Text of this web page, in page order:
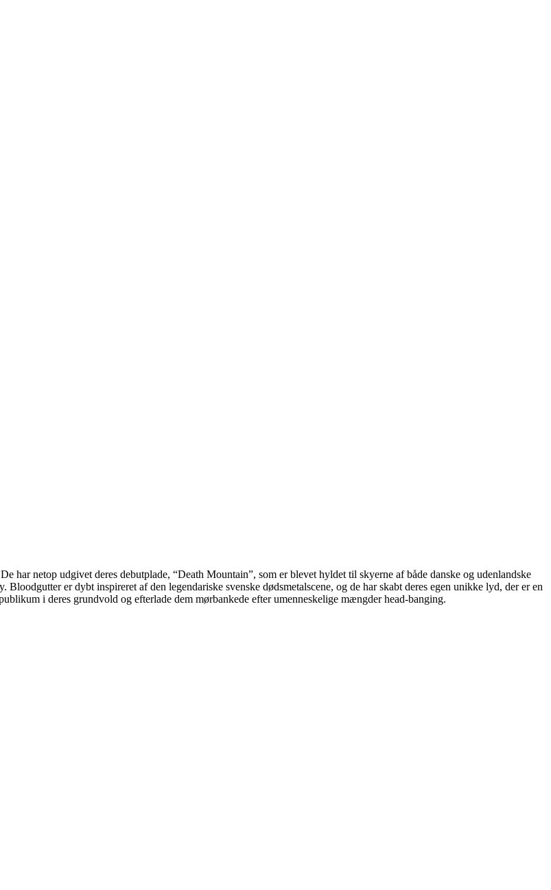
har netop udgivet deres debutplade, “Death Mountain”, som er blevet hyldet til skyerne af både danske og udenlandske
er dybt inspireret af den legendariske svenske dødsmetalscene, og de har skabt deres egen unikke lyd, der er en
i deres grundvold og efterlade dem mørbankede efter umenneskelige mængder head-banging.